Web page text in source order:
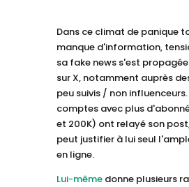
Dans ce climat de panique
manque d'information,
sa fake news s'est
sur X, notamment auprès
peu suivis / non influenceurs.
comptes avec plus
et 200K) ont relayé son
peut justifier à lui seul
en ligne.
Lui-mêmedonne plusieurs